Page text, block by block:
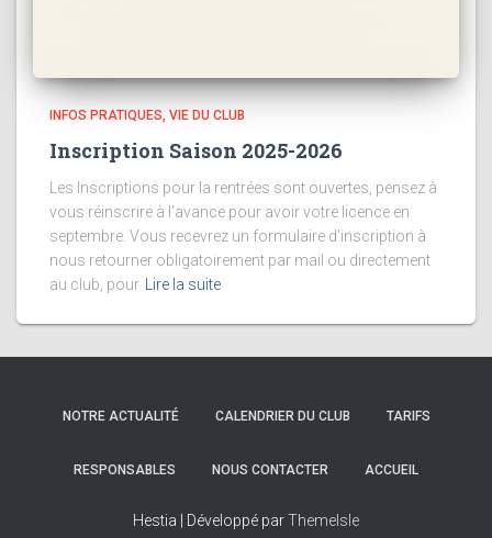
INFOS PRATIQUES VIE DU CLUB
Inscription Saison 2025-2026
Les Inscriptions pour la rentrées sont ouvertes, pensez à
vous réinscrire à l’avance pour avoir votre licence en
septembre. Vous recevrez un formulaire d’inscription à
nous retourner obligatoirement par mail ou directement
au club, pour Lire la suite
NOTRE ACTUALITÉ CALENDRIER DU CLUB TARIFS
RESPONSABLES NOUS CONTACTER ACCUEIL
Hestia | Développé parThemeIsle